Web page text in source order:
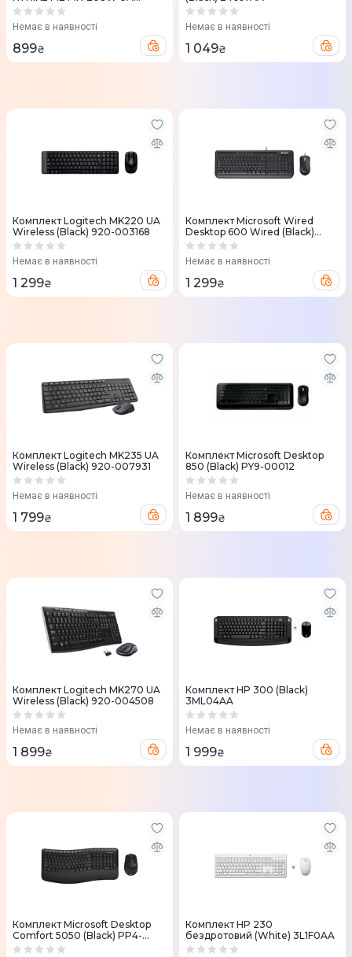
(ножичні перемикачі, Low
Немає в наявності
899₴
Немає в наявності
1 049₴
Комплект Logitech MK220 UA
Wireless (Black) 920-003168
Немає в наявності
1 299₴
Комплект Microsoft Wired
Desktop 600 Wired (Black)
APB-00011
Немає в наявності
1 299₴
Комплект Logitech MK235 UA
Wireless (Black) 920-007931
Немає в наявності
1 799₴
Комплект Microsoft Desktop
850 (Black) PY9-00012
Немає в наявності
1 899₴
Комплект Logitech MK270 UA
Wireless (Black) 920-004508
Немає в наявності
1 899₴
Комплект HP 300 (Black)
3ML04AA
Немає в наявності
1 999₴
Комплект Microsoft Desktop
Comfort 5050 (Black) PP4-
00017
Комплект HP 230
бездротовий (White) 3L1F0AA